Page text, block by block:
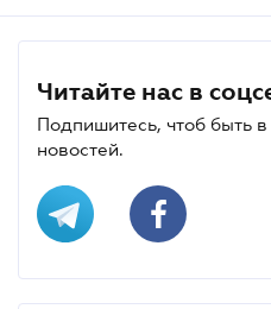
Читайте нас в
Подпишитесь, чтоб быть
новостей.